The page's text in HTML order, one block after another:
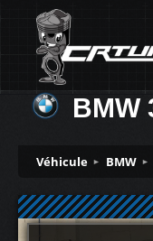
BMW
Véhicule BMW